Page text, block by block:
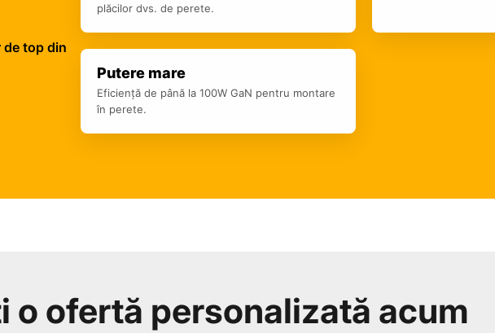
de top din
plăcilor dvs. de perete.
Putere mare
Eficiență de până la 100W GaN pentru montare
în perete.
o ofertă personalizată acum